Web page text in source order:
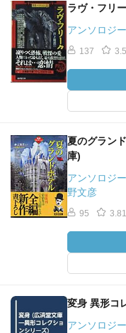
ラヴ・フリ
アンソロジ
137
夏のグラン
庫)
アンソロジ
野文彦
95 3.81
変身 異形コ
アンソロジ